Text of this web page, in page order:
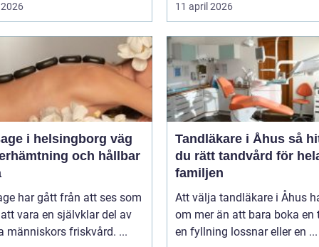
11 april 2026
i helsingborg väg
och hållbar
har gått från att ses som
vara en självklar del av
människors friskvård. ...
Tandläkare i Åhus så hittar
du rätt tandvård för
familjen
Att välja tandläkare i Åhus
om mer än att bara boka en
en fyllning lossnar eller en ...